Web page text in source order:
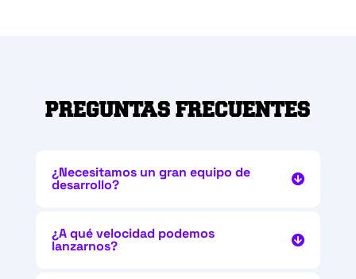
PREGUNTAS FRECUENTES
¿Necesitamos un gran equipo de
desarrollo?
¿A qué velocidad podemos
lanzarnos?